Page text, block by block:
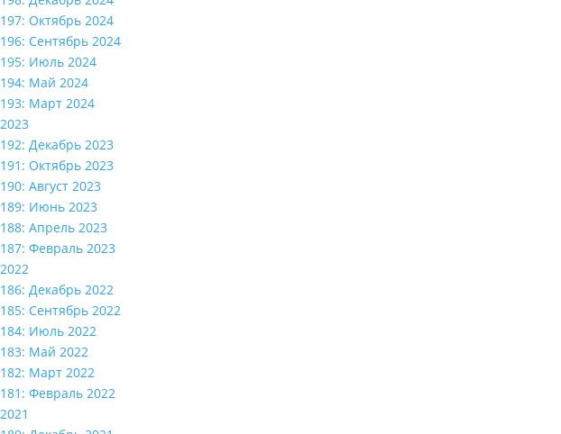
197: Октябрь 2024
196: Сентябрь 2024
195: Июль 2024
194: Май 2024
193: Март 2024
2023
192: Декабрь 2023
191: Октябрь 2023
190: Август 2023
189: Июнь 2023
188: Апрель 2023
187: Февраль 2023
2022
186: Декабрь 2022
185: Сентябрь 2022
184: Июль 2022
183: Май 2022
182: Март 2022
181: Февраль 2022
2021